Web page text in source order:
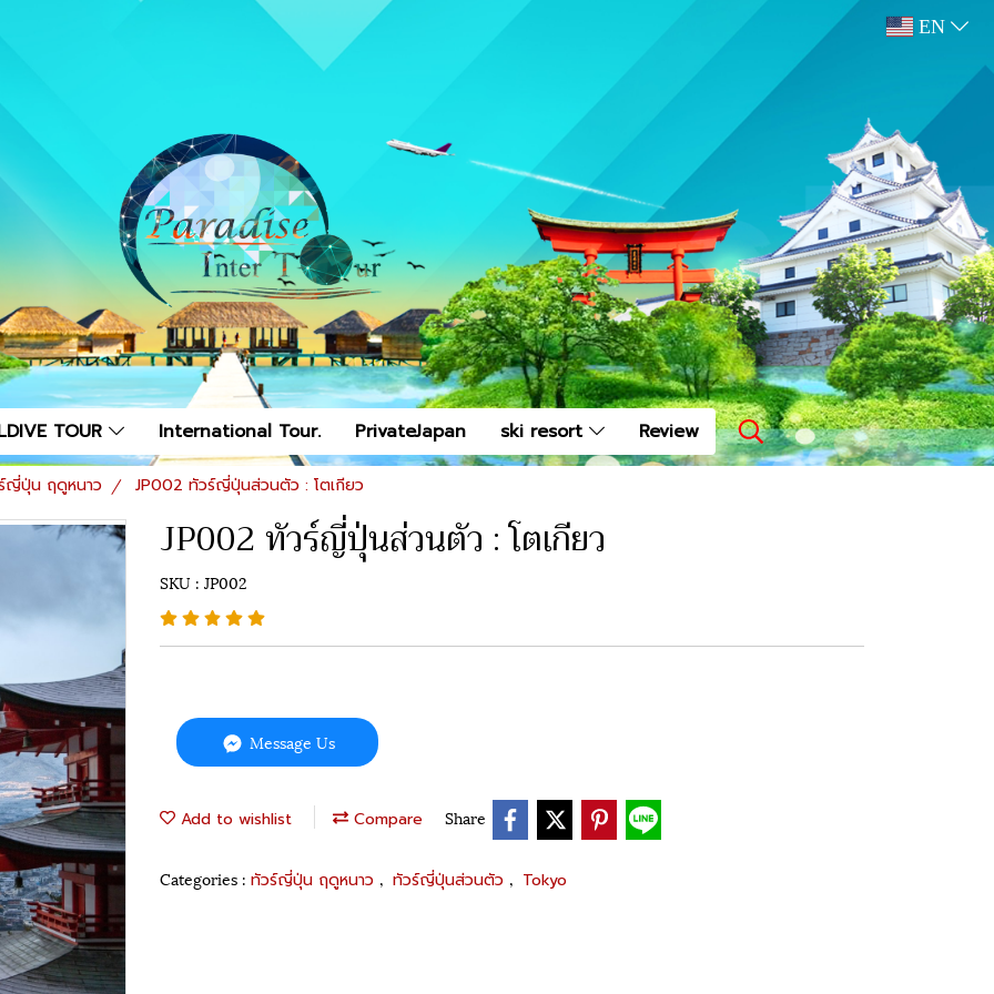
EN
TOUR International Tour. PrivateJapan ski resort Review
ญี่ปุ่น ฤดูหนาว JP002 ทัวร์ญี่ปุ่นส่วนตัว : โตเกียว
JP002 ทัวร์ญี่ปุ่นส่วนตัว : โตเกียว
SKU : JP002
Message Us
Add to wishlist Compare Share
Categories : ทัวร์ญี่ปุ่น ฤดูหนาว , ทัวร์ญี่ปุ่นส่วนตัว , Tokyo